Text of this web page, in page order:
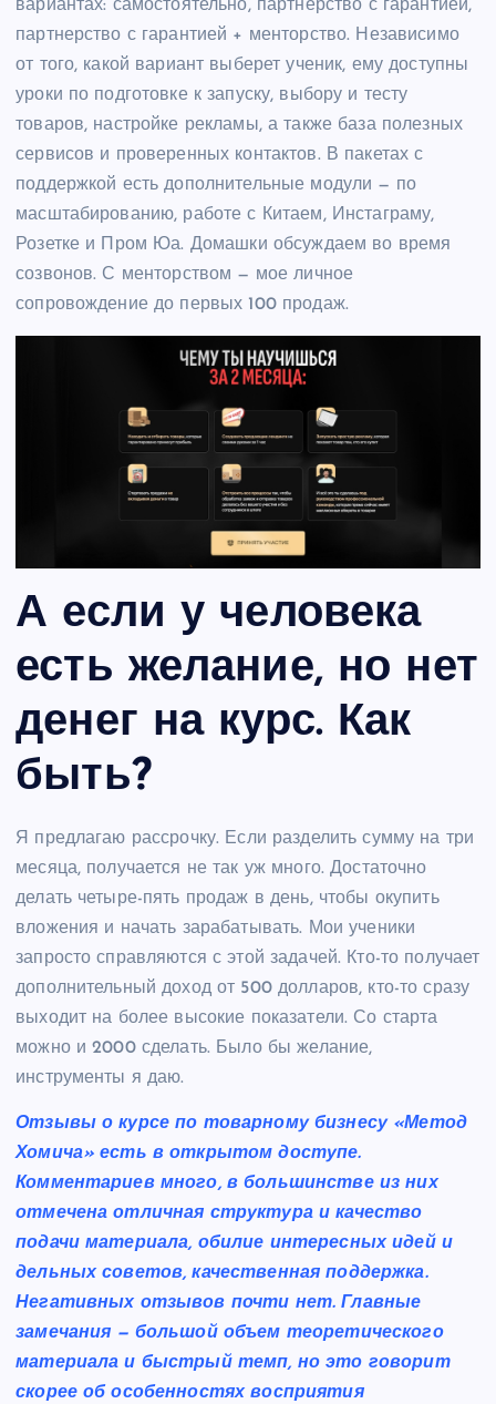
вариантах: самостоятельно, партнерство с гарантией,
партнерство с гарантией + менторство. Независимо
от того, какой вариант выберет ученик, ему доступны
уроки по подготовке к запуску, выбору и тесту
товаров, настройке рекламы, а также база полезных
сервисов и проверенных контактов. В пакетах с
поддержкой есть дополнительные модули — по
масштабированию, работе с Китаем, Инстаграму,
Розетке и Пром Юа. Домашки обсуждаем во время
созвонов. С менторством — мое личное
сопровождение до первых 100 продаж.
А если у человека
есть желание, но нет
денег на курс. Как
быть?
Я предлагаю рассрочку. Если разделить сумму на три
месяца, получается не так уж много. Достаточно
делать четыре-пять продаж в день, чтобы окупить
вложения и начать зарабатывать. Мои ученики
запросто справляются с этой задачей. Кто-то получает
дополнительный доход от 500 долларов, кто-то сразу
выходит на более высокие показатели. Со старта
можно и 2000 сделать. Было бы желание,
инструменты я даю.
Отзывы о курсе по товарному бизнесу «Метод
Хомича» есть в открытом доступе.
Комментариев много, в большинстве из них
отмечена отличная структура и качество
подачи материала, обилие интересных идей и
дельных советов, качественная поддержка.
Негативных отзывов почти нет. Главные
замечания — большой объем теоретического
материала и быстрый темп, но это говорит
скорее об особенностях восприятия